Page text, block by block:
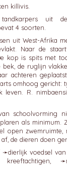
killivis.
de familie van de
4 soorten.
uit West-Afrika
Naar de
kop is spits met
de ruglijn
achteren
omhoog gericht:
leven. R.
schoolvorming
als minimum.
open zwemruimte,
de dieren doen
➛dierlijk voedsel
kreeftachtigen , ➛